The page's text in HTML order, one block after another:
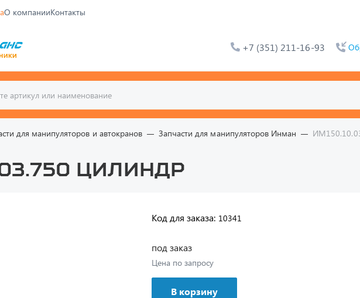
О компанииКонтакты
+7 (351) 211-16-93
для манипуляторов и автокранов Запчасти для манипуляторов Инман
Цилиндр
Код для заказа: 10341
под заказ
Цена по запросу
В корзину